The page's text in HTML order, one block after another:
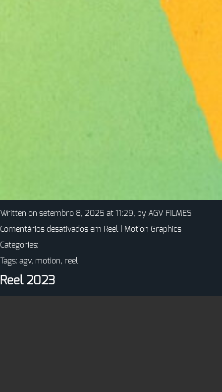
Written on setembro 8, 2025 at 11:29, by AGV FILMES
Comentários desativados em Reel | Motion Graphics
Categories:
Tags: agv, motion, reel
Reel 2023